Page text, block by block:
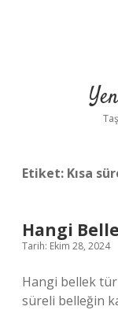
Etiket: Kısa
Hangi
Tarih: Ekim 28, 2024
Hangi bellek
süreli belleğin